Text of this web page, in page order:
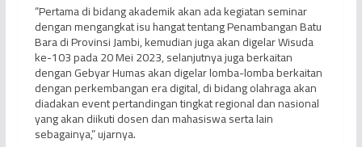
“Pertama di bidang akademik akan ada kegiatan seminar
dengan mengangkat isu hangat tentang Penambangan Batu
Bara di Provinsi Jambi, kemudian juga akan digelar Wisuda
ke-103 pada 20 Mei 2023, selanjutnya juga berkaitan
dengan Gebyar Humas akan digelar lomba-lomba berkaitan
dengan perkembangan era digital, di bidang olahraga akan
diadakan event pertandingan tingkat regional dan nasional
yang akan diikuti dosen dan mahasiswa serta lain
sebagainya,” ujarnya.